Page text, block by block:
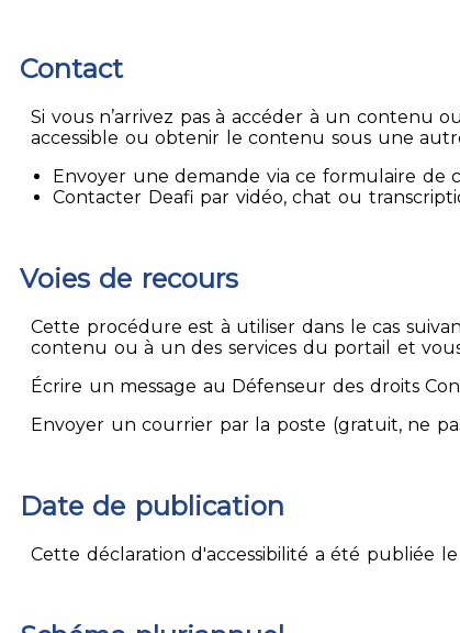
Contact
Si vous n’arrivez pas à accéder à un contenu
accessible ou obtenir le contenu sous une
Envoyer une demande via ce formulaire de
Contacter Deafi par vidéo, chat ou
Voies de recours
Cette procédure est à utiliser dans le cas
contenu ou à un des services du portail et
Écrire un message au Défenseur des droits
Envoyer un courrier par la poste (gratuit, ne
Date de publication
Cette déclaration d'accessibilité a été publiée